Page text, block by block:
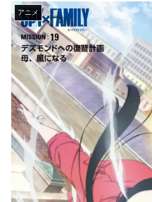
主導…JAXAの衛星「あらせ」
が観測！
舌を絡ませて、唾液交換して
── ちゅっちゅしながらの濃厚
エッ画像♪
海外「日本よ、お前がナンバ
ーワンだ」 熊本地震直後の日
本の対応のスピードに世界が衝
撃
【画像】顔100点、体30点の
アニメ